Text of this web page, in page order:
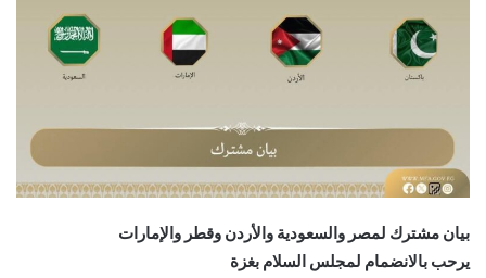
بيان مشترك لمصر والسعودية والأردن وقطر والإمارات
يرحب بالانضمام لمجلس السلام بغزة